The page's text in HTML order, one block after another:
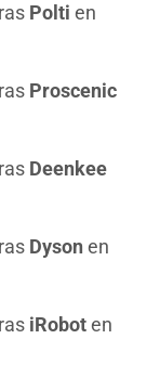
Polti en
Proscenic
Deenkee
Dysonen
iRoboten